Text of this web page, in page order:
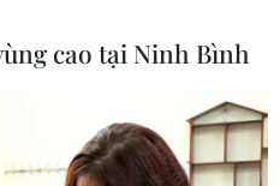
cao tại Ninh Bình